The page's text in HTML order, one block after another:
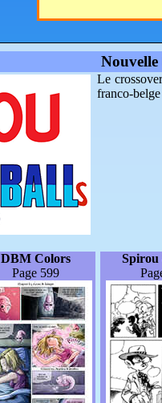
Le
franco-
DBM Colors
Page 599
Spirou